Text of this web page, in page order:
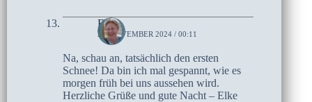
Elke
21. NOVEMBER 2024 / 00:11
Na, schau an, tatsächlich den ersten
Schnee! Da bin ich mal gespannt, wie es
morgen früh bei uns aussehen wird.
Herzliche Grüße und gute Nacht – Elke